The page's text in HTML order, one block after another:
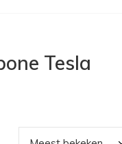
Tesla